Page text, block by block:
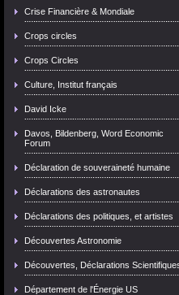
Crise Financière & Mondiale
Crops circles
Crops Circles
Culture, Institut français
David Icke
Davos, Bildenberg, Word Economic
Forum
Déclaration de souveraineté humaine
Déclarations des astronautes
Déclarations des politiques, et artistes
Découvertes Astronomie
Découvertes, Déclarations
Département de l'Énergie US